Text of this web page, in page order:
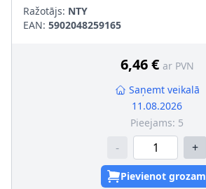
Ražotājs: NTY
EAN: 5902048259165
6,46 € ar PVN
Saņemt veikalā
11.08.2026
Pieejams: 5
- +
Pievienot grozam